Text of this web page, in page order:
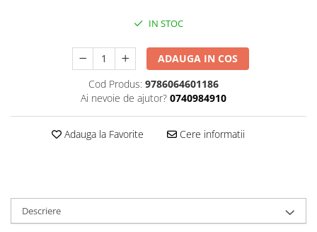
Publicistica / Reportaje / Interviuri
Sociologie si filozofie
IN STOC
ADAUGA IN COS
Cod Produs: 9786064601186
Ai nevoie de ajutor? 0740984910
Adauga la Favorite Cere informatii
Descriere